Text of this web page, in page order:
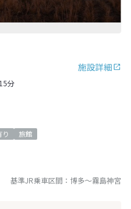
施設詳細
分
り 旅館
基準JR乗車区間： 博多～霧島神宮